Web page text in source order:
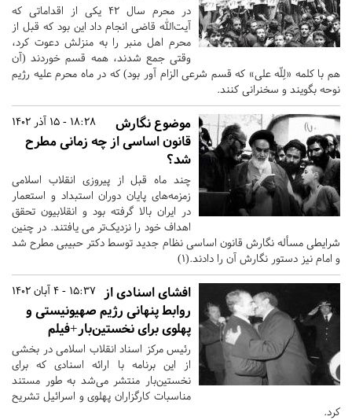
در محرم سال ۴۲ یکی از اقداماتی كه
آیت‌الله قاضى انجام داد این بود كه قبل از
محرم اهل منبر را به منزلش دعوت كرد،
وقتى جمع شدند، همه قسم خوردند (آن
هم با كلمه «لِلّه على» كه قسم شرعى الزام آور بود) كه در ماه محرم علیه رژیم
نوحه بگویند و سخنرانی کنند.
18:28 - 15 آذر 1402
موضوع نگارش
قانون اساسی از چه زمانی مطرح
شد؟
چند ماه قبل از پیروزی انقلاب اسلامی
زمزمه­‌های پایان دوران استبداد و استعمار
در ایران بالا گرفته بود و انقلابیون تحقق
اهداف خود را نزدیک‌­تر می­ یافتند. در چنین
شرایطی مسأله نگارش قانون اساسی نظام جدید توسط دکتر حبیبی مطرح شد
و امام نیز دستور نگارش آن را دادند.(1)
15:37 - 4 آبان 1402
افشای اسنادی از
روابط پنهانی رژیم صهیونیستی و
پهلوی برای نخستین‌بار+فیلم
رئیس مرکز اسناد انقلاب اسلامی در بخشی
از این برنامه با ارائه اسنادی که برای
نخستین‌بار منتشر می‌شد به طور مستند
مناسبات کارگزاران پهلوی و اسرائیل تشریح
کرد.